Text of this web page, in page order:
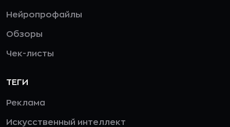
Нейропрофайлы
Обзоры
Чек-листы
ТЕГИ
Реклама
Искусственный интеллект